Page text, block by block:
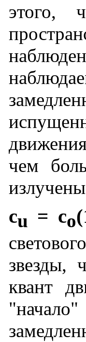
этого,
чем
cu = co
звезды,
квант